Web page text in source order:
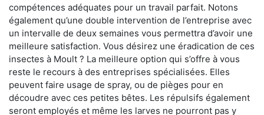
compétences adéquates pour un travail parfait. Notons
également qu’une double intervention de l’entreprise avec
un intervalle de deux semaines vous permettra d’avoir une
meilleure satisfaction. Vous désirez une éradication de ces
insectes à Moult ? La meilleure option qui s’offre à vous
reste le recours à des entreprises spécialisées. Elles
peuvent faire usage de spray, ou de pièges pour en
découdre avec ces petites bêtes. Les répulsifs également
seront employés et même les larves ne pourront pas y